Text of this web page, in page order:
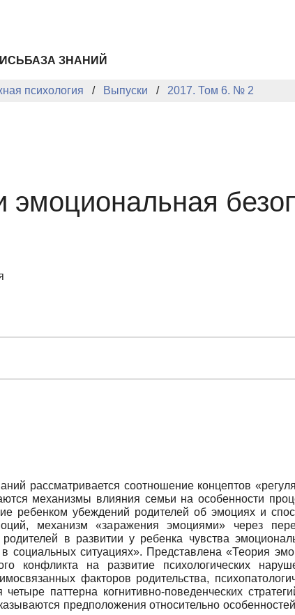
БАЗА ЗНАНИЙ
психология Выпуски 2017. Том 6. № 2
эмоциональная
рассматривается соотношение концептов
механизмы влияния семьи на особенности
ребенком убеждений родителей об эмоциях и
механизм «заражения эмоциями» через
в развитии у ребенка чувства
социальных ситуациях». Представлена «Теория
конфликта на развитие психологических
факторов родительства,
паттерна когнитивно-поведенческих
предположения относительно